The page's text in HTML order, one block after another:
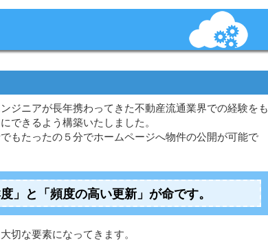
ジニアが長年携わってきた不動産流通業界での経験をも
できるよう構築いたしました。
もたったの５分でホームページへ物件の公開が可能で
」と「頻度の高い更新」が命です。
切な要素になってきます。